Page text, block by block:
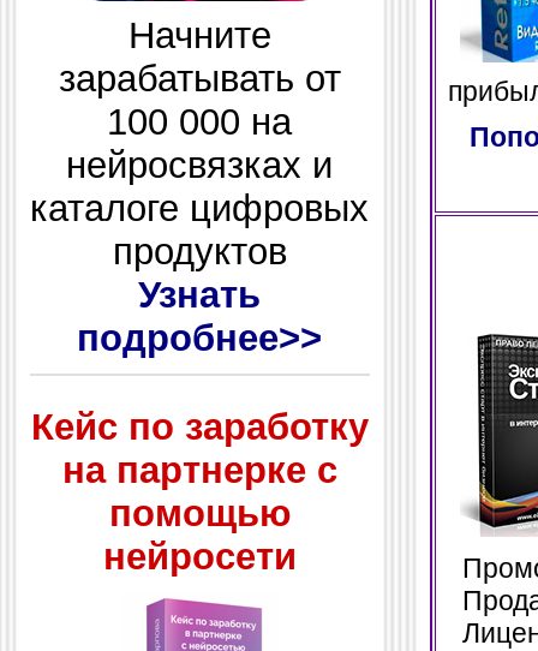
Начните
зарабатывать от
100 000 на
нейросвязках и
каталоге цифровых
продуктов
Узнать
подробнее>>
Кейс по заработку
на партнерке с
помощью
нейросети